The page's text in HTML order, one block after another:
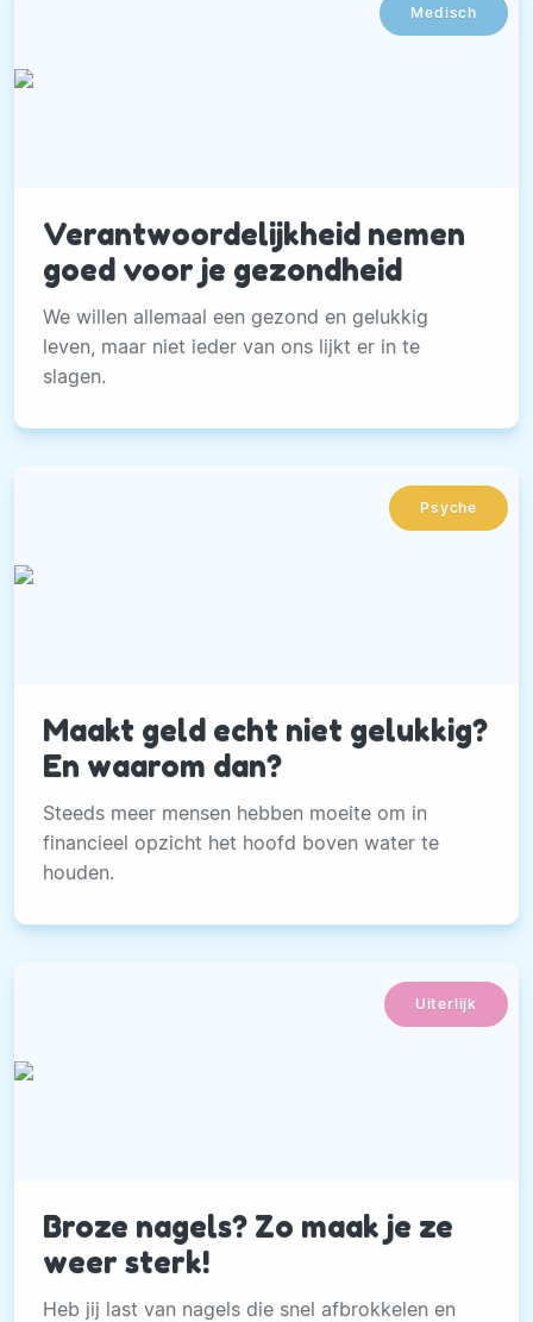
Medisch
Verantwoordelijkheid nemen
goed voor je gezondheid
We willen allemaal een gezond en gelukkig
leven, maar niet ieder van ons lijkt er in te
slagen.
Psyche
Maakt geld echt niet gelukkig?
En waarom dan?
Steeds meer mensen hebben moeite om in
financieel opzicht het hoofd boven water te
houden.
Uiterlijk
Broze nagels? Zo maak je ze
weer sterk!
Heb jij last van nagels die snel afbrokkelen en